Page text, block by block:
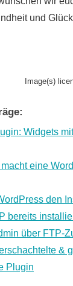
und
Image(s)
Widgets
eine
den
bereits
über FTP-
&
Plugin